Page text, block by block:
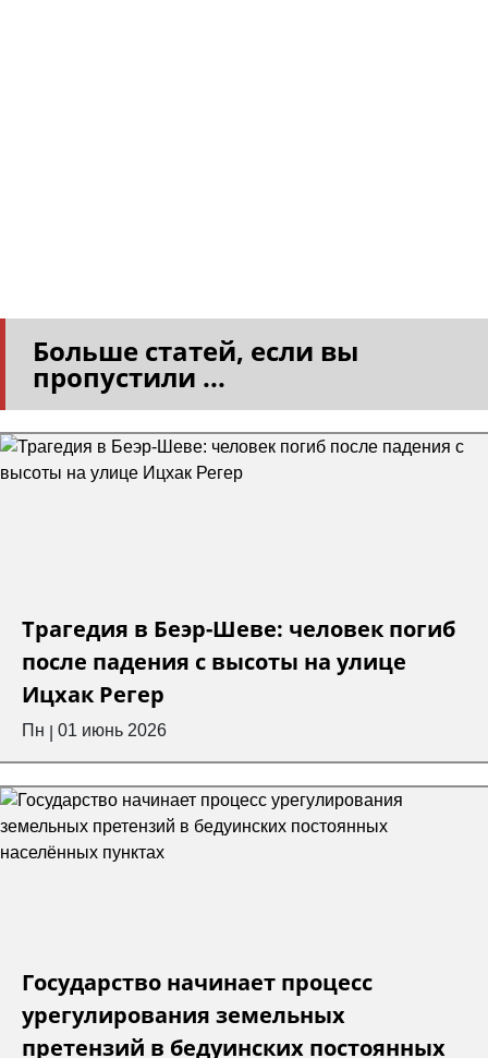
Больше статей, если вы
пропустили ...
Трагедия в Беэр-Шеве: человек погиб
после падения с высоты на улице
Ицхак Регер
Пн 01 июнь 2026
Государство начинает процесс
урегулирования земельных
претензий в бедуинских постоянных